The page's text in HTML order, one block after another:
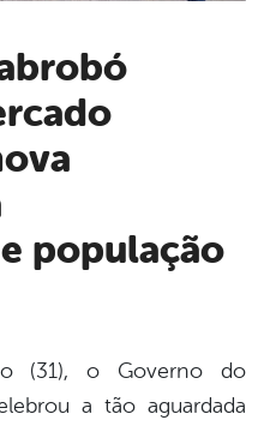
população
(31), o Governo do
a tão aguardada